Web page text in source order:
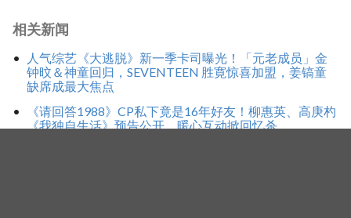
相关新闻
人气综艺《大逃脱》新一季卡司曝光！「元老成员」金
钟旼＆神童回归，SEVENTEEN 胜寛惊喜加盟，姜镐童
缺席成最大焦点
《请回答1988》CP私下竟是16年好友！柳惠英、高庚杓
《我独自生活》预告公开，暖心互动掀回忆杀